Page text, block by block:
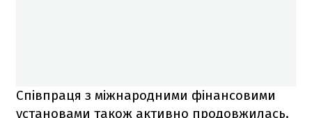
Співпраця з міжнародними фінансовими
установами також активно продовжилась.